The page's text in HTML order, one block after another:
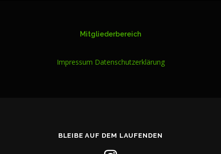
Mitgliederbereich
Impressum Datenschutzerklärung
BLEIBE AUF DEM LAUFENDEN